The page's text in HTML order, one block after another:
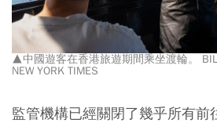
▲中國遊客在香港旅遊期間乘坐渡輪。
NEW YORK TIMES
監管機構已經關閉了幾乎所有前